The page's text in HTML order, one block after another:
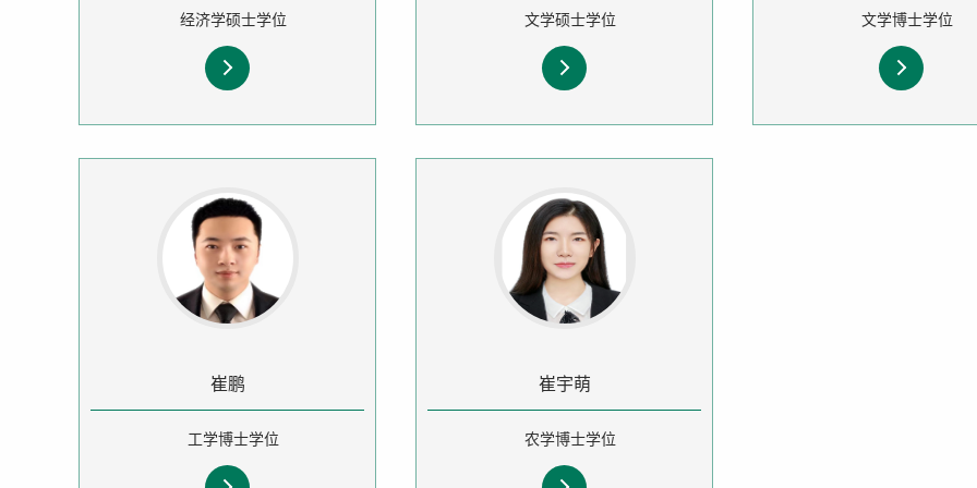
经济学硕士学位 文学硕士学位 文学博士学位
崔鹏
工学博士学位
崔宇萌
农学博士学位